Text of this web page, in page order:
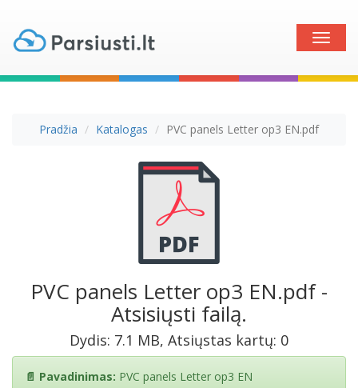
Toggle
Pradžia Katalogas PVC panels Letter op3 EN.pdf
PVC panels Letter op3 EN.pdf -
Atsisiųsti failą.
Dydis: 7.1 MB, Atsiųstas kartų: 0
📄 Pavadinimas: PVC panels Letter op3 EN